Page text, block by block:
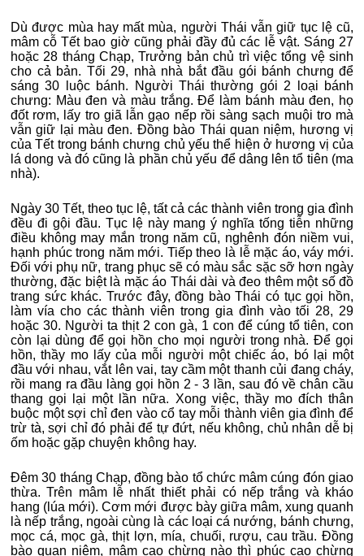
Dù được mùa hay mất mùa, người Thái vẫn giữ tục lệ cũ,
mâm cỗ Tết bao giờ cũng phải đầy đủ các lễ vật. Sáng 27
hoặc 28 tháng Chạp, Trưởng bản chủ trì việc tổng vệ sinh
cho cả bản. Tối 29, nhà nhà bắt đầu gói bánh chưng để
sáng 30 luộc bánh. Người Thái thường gói 2 loại bánh
chưng: Màu đen và màu trắng. Để làm bánh màu đen, họ
đốt rơm, lấy tro giã lẫn gạo nếp rồi sàng sạch muội tro mà
vẫn giữ lại màu đen. Đồng bào Thái quan niệm, hương vị
của Tết trong bánh chưng chủ yếu thể hiện ở hương vị của
lá dong và đó cũng là phần chủ yếu để dâng lên tổ tiên (ma
nhà).
Ngày 30 Tết, theo tục lệ, tất cả các thành viên trong gia đình
đều đi gội đầu. Tục lệ này mang ý nghĩa tống tiễn những
điều không may mắn trong năm cũ, nghênh đón niềm vui,
hạnh phúc trong năm mới. Tiếp theo là lễ mặc áo, váy mới.
Đối với phụ nữ, trang phục sẽ có màu sắc sặc sỡ hơn ngày
thường, đặc biệt là mặc áo Thái dài và đeo thêm một số đồ
trang sức khác. Trước đây, đồng bào Thái có tục gọi hồn,
làm vía cho các thành viên trong gia đình vào tối 28, 29
hoặc 30. Người ta thịt 2 con gà, 1 con để cúng tổ tiên, con
còn lại dùng để gọi hồn cho mọi người trong nhà. Để gọi
hồn, thầy mo lấy của mỗi người một chiếc áo, bó lại một
đầu với nhau, vắt lên vai, tay cầm một thanh củi đang cháy,
rồi mang ra đầu làng gọi hồn 2 - 3 lần, sau đó về chân cầu
thang gọi lại một lần nữa. Xong việc, thầy mo đích thân
buộc một sợi chỉ đen vào cổ tay mỗi thành viên gia đình để
trừ tà, sợi chỉ đó phải để tự đứt, nếu không, chủ nhân dễ bị
ốm hoặc gặp chuyện không hay.
Đêm 30 tháng Chạp, đồng bào tổ chức mâm cúng đón giao
thừa. Trên mâm lễ nhất thiết phải có nếp trắng và kháo
hang (lúa mới). Cơm mới được bày giữa mâm, xung quanh
là nếp trắng, ngoài cùng là các loại cá nướng, bánh chưng,
mọc cá, mọc gà, thịt lợn, mía, chuối, rượu, cau trầu. Đồng
bào quan niệm, mâm cao chừng nào thì phúc cao chừng